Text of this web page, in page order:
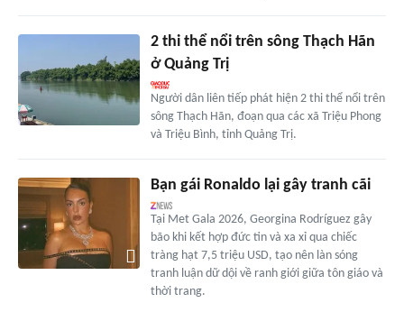
2 thi thể nổi trên sông Thạch Hãn
ở Quảng Trị
Người dân liên tiếp phát hiện 2 thi thể nổi trên
sông Thạch Hãn, đoạn qua các xã Triệu Phong
và Triệu Bình, tỉnh Quảng Trị.
Bạn gái Ronaldo lại gây tranh cãi
Tại Met Gala 2026, Georgina Rodríguez gây
bão khi kết hợp đức tin và xa xỉ qua chiếc
tràng hạt 7,5 triệu USD, tạo nên làn sóng
tranh luận dữ dội về ranh giới giữa tôn giáo và
thời trang.